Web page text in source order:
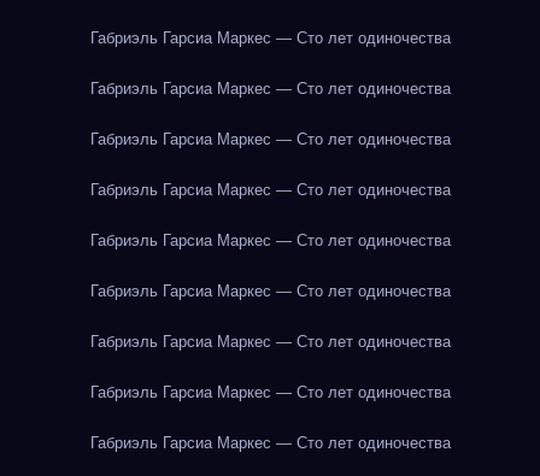
Габриэль Гарсиа Маркес — Сто лет одиночества
Габриэль Гарсиа Маркес — Сто лет одиночества
Габриэль Гарсиа Маркес — Сто лет одиночества
Габриэль Гарсиа Маркес — Сто лет одиночества
Габриэль Гарсиа Маркес — Сто лет одиночества
Габриэль Гарсиа Маркес — Сто лет одиночества
Габриэль Гарсиа Маркес — Сто лет одиночества
Габриэль Гарсиа Маркес — Сто лет одиночества
Габриэль Гарсиа Маркес — Сто лет одиночества